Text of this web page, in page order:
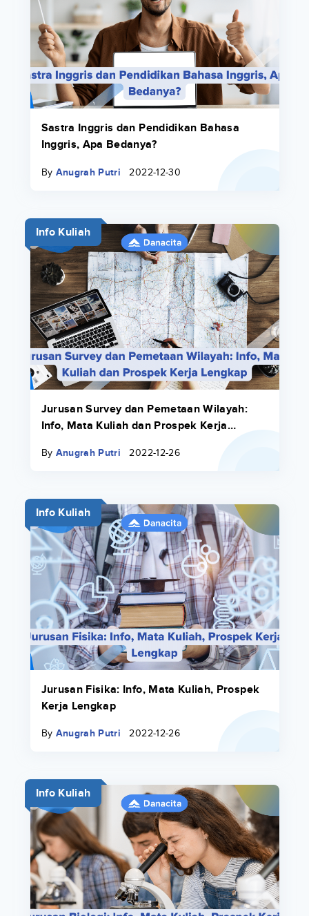
Sastra Inggris dan Pendidikan Bahasa
Inggris, Apa Bedanya?
By Anugrah Putri 2022-12-30
Info Kuliah
Jurusan Survey dan Pemetaan Wilayah:
Info, Mata Kuliah dan Prospek Kerja
By Anugrah Putri 2022-12-26
Info Kuliah
Jurusan Fisika: Info, Mata Kuliah, Prospek
Kerja Lengkap
By Anugrah Putri 2022-12-26
Info Kuliah